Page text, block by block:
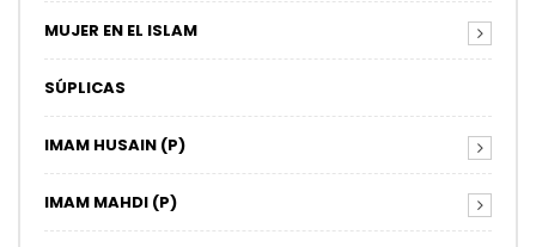
MUJER EN EL ISLAM
SÚPLICAS
IMAM HUSAIN (P)
IMAM MAHDI (P)